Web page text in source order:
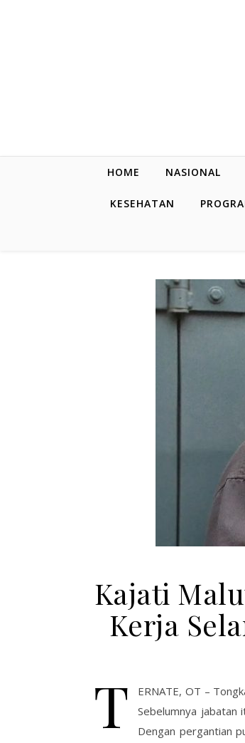
HOME NASIONAL
KESEHATAN
Kajati
Kerja
T
ERNATE, OT –
Sebelumnya jabatan
Dengan pergantian